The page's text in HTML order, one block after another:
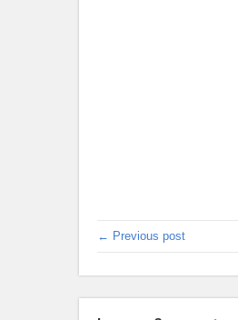
← Previous post